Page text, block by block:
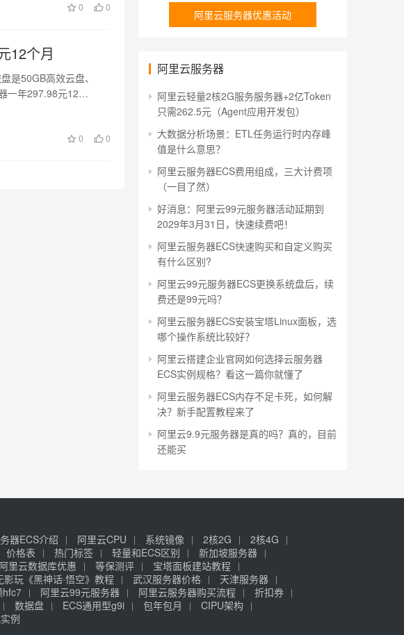
0 0
12个月
是50GB高效云盘、
一年297.98元12…
0 0
阿里云服务器优惠活动
阿里云服务器
阿里云轻量2核2G服务服务器+2亿Token
只需262.5元（Agent应用开发包）
大数据分析场景：ETL任务运行时内存峰
值是什么意思？
阿里云服务器ECS费用组成，三大计费项
（一目了然）
好消息：阿里云99元服务器活动延期到
2029年3月31日，快速续费吧！
阿里云服务器ECS快速购买和自定义购买
有什么区别?
阿里云99元服务器ECS更换系统盘后，续
费还是99元吗？
阿里云服务器ECS安装宝塔Linux面板，选
哪个操作系统比较好？
阿里云搭建企业官网如何选择云服务器
ECS实例规格？看这一篇你就懂了
阿里云服务器ECS内存不足卡死，如何解
决？新手配置教程来了
阿里云9.9元服务器是真的吗？真的，目前
还能买
器ECS介绍 阿里云CPU 系统镜像 2核2G
2核4G
价格表 热门标签 轻量和ECS区别
新加坡服务器
阿里云数据库优惠 等保测评
宝塔面板建站教程
影玩《黑神话·悟空》教程 武汉服务器价格
天津服务器
hfc7 阿里云99元服务器 阿里云服务器购买流程
折扣券
数据盘 ECS通用型g9i 包年包月
CIPU架构
例